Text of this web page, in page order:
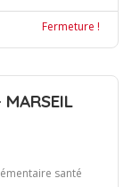
Fermeture !
MARSEIL
santé